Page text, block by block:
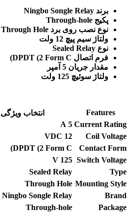
برند Ningbo Songle Relay
پکیج Through-hole
نوع نصب روی برد Through Hole
ولتاژ سیم پیچ 12 ولت
نوع Sealed Relay
فرم اتصال DPDT (2 Form C)
مقدار جریان 5 آمپر
ولتاژ سوئیچ 125 ولت
Features
انتخاب ویژگی
Current Rating
5
A
Coil Voltage
12
VDC
Contact Form
DPDT (2 Form C)
Switch Voltage
125
V
Type
Sealed Relay
Mounting Style
Through Hole
Brand
Ningbo Songle Relay
Package
Through-hole